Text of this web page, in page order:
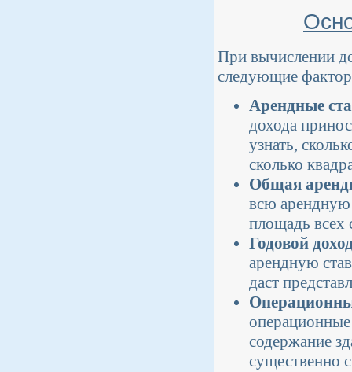
При вычислении
следующие
Арендные
дохода
узнать,
сколько
Общая
всю
площадь всех
Годовой
арендную
даст
операционные
содержание
существенно